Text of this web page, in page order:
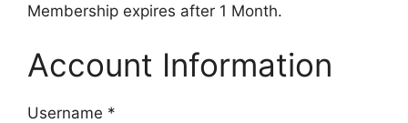
Membership expires after 1 Month.
Account Information
Username *